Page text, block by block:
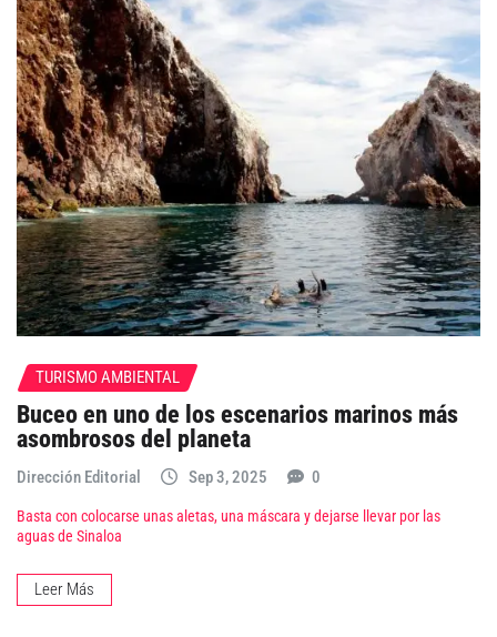
TURISMO AMBIENTAL
Buceo en uno de los escenarios marinos más
asombrosos del planeta
Dirección Editorial Sep 3, 2025 0
Basta con colocarse unas aletas, una máscara y dejarse llevar por las
aguas de Sinaloa
Leer Más